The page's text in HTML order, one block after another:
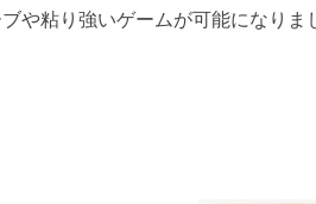
や粘り強いゲームが可能になりま